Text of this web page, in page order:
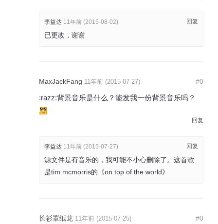
李益达 11年前 (2015-08-02)
已更改，谢谢
回复
MaxJackFang 11年前 (2015-07-27) #0
:razz:背景音乐是什么？能发我一份背景音乐吗？
回复
李益达 11年前 (2015-07-27)
源文件是有音乐的，我可能不小心删除了。这首歌
是tim mcmorris的《on top of the world》
回复
长衫罩纸龙 11年前 (2015-07-25) #0